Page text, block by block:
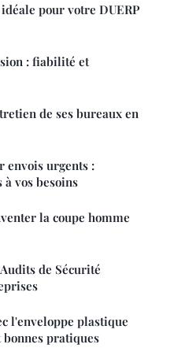
pour votre DUERP
: fiabilité et
de ses bureaux en
envois urgents :
vos besoins
la coupe homme
de Sécurité
l'enveloppe plastique
bonnes pratiques